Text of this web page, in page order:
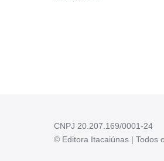
CNPJ 20.207.169/0001-24
© Editora Itacaiúnas | Todos